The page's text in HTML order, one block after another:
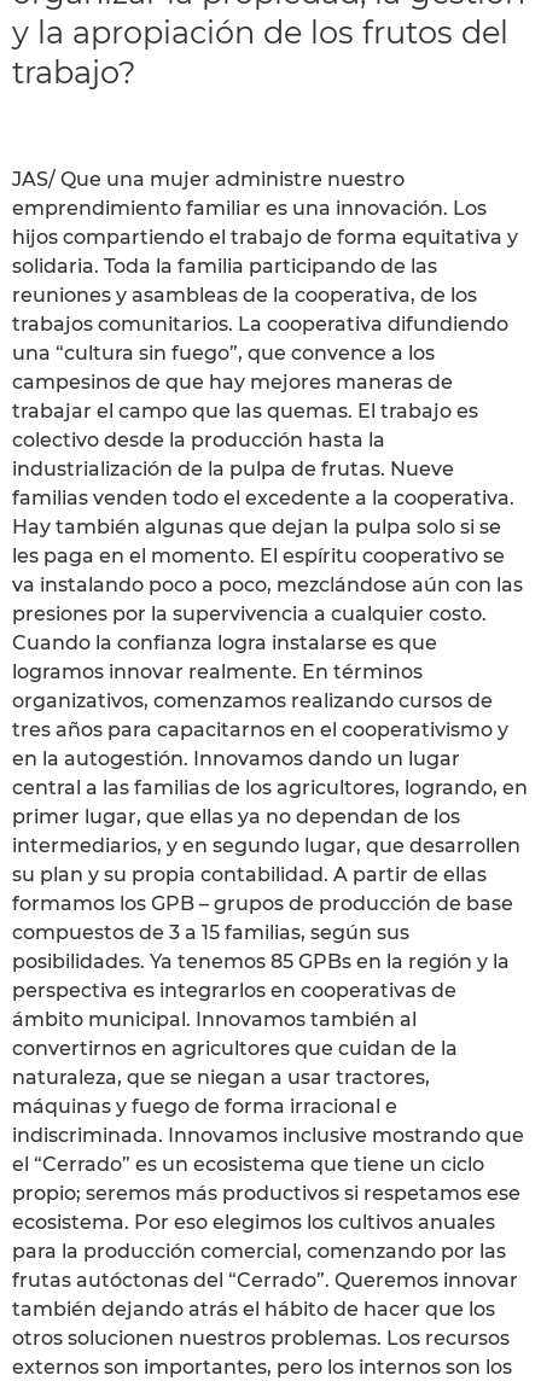
y la apropiación de los frutos del
trabajo?
JAS/ Que una mujer administre nuestro
emprendimiento familiar es una innovación. Los
hijos compartiendo el trabajo de forma equitativa y
solidaria. Toda la familia participando de las
reuniones y asambleas de la cooperativa, de los
trabajos comunitarios. La cooperativa difundiendo
una “cultura sin fuego”, que convence a los
campesinos de que hay mejores maneras de
trabajar el campo que las quemas. El trabajo es
colectivo desde la producción hasta la
industrialización de la pulpa de frutas. Nueve
familias venden todo el excedente a la cooperativa.
Hay también algunas que dejan la pulpa solo si se
les paga en el momento. El espíritu cooperativo se
va instalando poco a poco, mezclándose aún con las
presiones por la supervivencia a cualquier costo.
Cuando la confianza logra instalarse es que
logramos innovar realmente. En términos
organizativos, comenzamos realizando cursos de
tres años para capacitarnos en el cooperativismo y
en la autogestión. Innovamos dando un lugar
central a las familias de los agricultores, logrando, en
primer lugar, que ellas ya no dependan de los
intermediarios, y en segundo lugar, que desarrollen
su plan y su propia contabilidad. A partir de ellas
formamos los GPB – grupos de producción de base
compuestos de 3 a 15 familias, según sus
posibilidades. Ya tenemos 85 GPBs en la región y la
perspectiva es integrarlos en cooperativas de
ámbito municipal. Innovamos también al
convertirnos en agricultores que cuidan de la
naturaleza, que se niegan a usar tractores,
máquinas y fuego de forma irracional e
indiscriminada. Innovamos inclusive mostrando que
el “Cerrado” es un ecosistema que tiene un ciclo
propio; seremos más productivos si respetamos ese
ecosistema. Por eso elegimos los cultivos anuales
para la producción comercial, comenzando por las
frutas autóctonas del “Cerrado”. Queremos innovar
también dejando atrás el hábito de hacer que los
otros solucionen nuestros problemas. Los recursos
externos son importantes, pero los internos son los